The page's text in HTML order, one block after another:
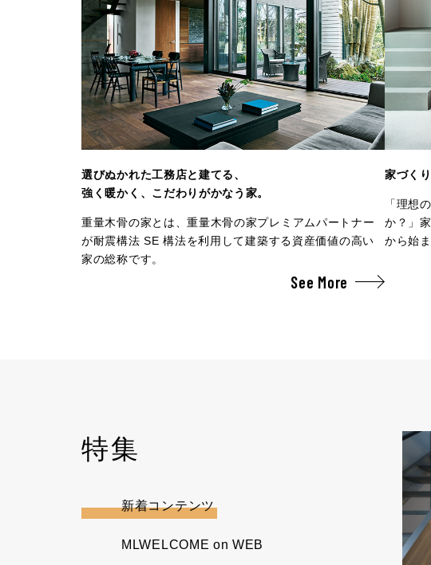
選びぬかれた工務店と建てる、
強く暖かく、こだわりがかなう家。
重量木骨の家とは、重量木骨の家プレミアムパートナー
が耐震構法 SE 構法を利用して建築する資産価値の高い
家の総称です。
See More
家づく
「理想
か？」
から始
特集
新着コンテンツ
MLWELCOME on WEB